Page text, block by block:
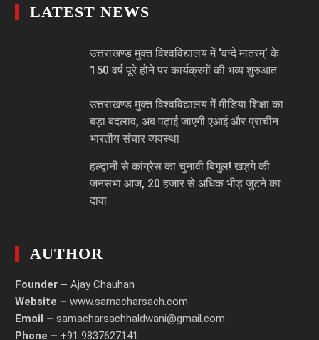
LATEST NEWS
उत्तराखण्ड मुक्त विश्वविद्यालय में ‘वन्दे मातरम्’ के
150 वर्ष पूरे होने पर कार्यक्रमों की भव्य शुरुआत
उत्तराखण्ड मुक्त विश्वविद्यालय में मीडिया शिक्षा का
बड़ा बदलाव, अब पढ़ाई जाएगी एआई और प्राचीन
भारतीय संचार व्यवस्था
हल्द्वानी से कांग्रेस का चुनावी बिगुल! खड़गे की
जनसभा आज, 20 हजार से अधिक भीड़ जुटने का
दावा
AUTHOR
Founder – Ajay Chauhan
Website – www.samacharsach.com
Email – samacharsachhaldwani@gmail.com
Phone – +91 9837627141